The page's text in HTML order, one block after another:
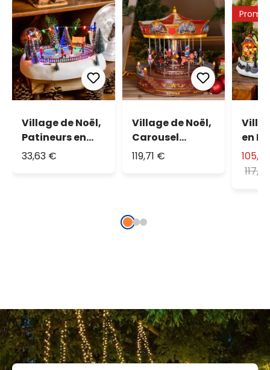
Village de Noël,
Patineurs en
mouvement,
33,63 €
Village de Noël,
Carousel
tournant avec
de Noël
119,71 €
Promo
en
Luna
Gelé